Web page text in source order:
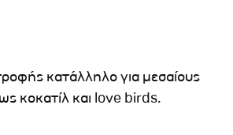
κατάλληλο για μεσαίους
κοκατίλ και love birds.